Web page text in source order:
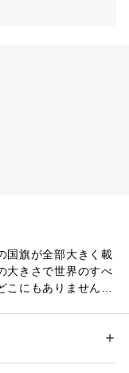
国旗が全部大きく載
大きさで世界のすべ
にもありません！
ろさ、美しさには、